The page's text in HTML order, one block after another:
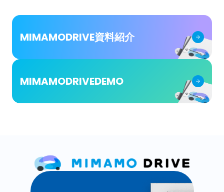
MIMAMODRIVE資料紹介
MIMAMODRIVEDEMO